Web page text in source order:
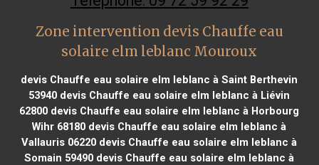
Zone intervention devis Chauffe eau
solaire elm leblanc Mouroux
devis Chauffe eau solaire elm leblanc à Saint Berthevin
53940 devis Chauffe eau solaire elm leblanc à Liévin
62800 devis Chauffe eau solaire elm leblanc à Horbourg
Wihr 68180 devis Chauffe eau solaire elm leblanc à
Vallauris 06220 devis Chauffe eau solaire elm leblanc à
Somain 59490 devis Chauffe eau solaire elm leblanc à